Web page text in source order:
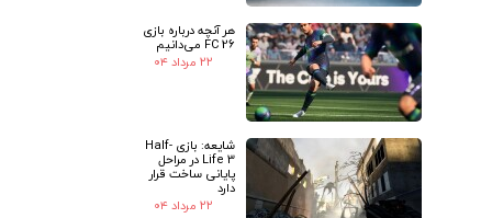
هر آنچه درباره بازی
FC 26 می‌دانیم
۲۲ مرداد ۰۴
شایعه: بازی Half-
Life 3 در مراحل
پایانی ساخت قرار
دارد
۲۲ مرداد ۰۴